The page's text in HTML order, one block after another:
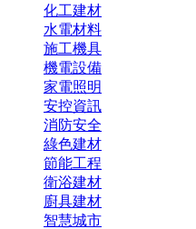
化工建材
水電材料
施工機具
機電設備
家電照明
安控資訊
消防安全
綠色建材
節能工程
衛浴建材
廚具建材
智慧城市